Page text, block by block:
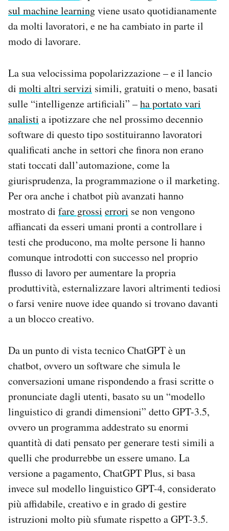
sul machine learningviene usato quotidianamente
da molti lavoratori, e ne ha cambiato in parte il
modo di lavorare.
La sua velocissima popolarizzazione – e il lancio
di molti altri servizi simili, gratuiti o meno, basati
sulle “intelligenze artificiali” –ha portato vari
analisti a ipotizzare che nel prossimo decennio
software di questo tipo sostituiranno lavoratori
qualificati anche in settori che finora non erano
stati toccati dall’automazione, come la
giurisprudenza, la programmazione o il marketing.
Per ora anche i chatbot più avanzati hanno
mostrato di fare grossi errori se non vengono
affiancati da esseri umani pronti a controllare i
testi che producono, ma molte persone li hanno
comunque introdotti con successo nel proprio
flusso di lavoro per aumentare la propria
produttività, esternalizzare lavori altrimenti tediosi
o farsi venire nuove idee quando si trovano davanti
a un blocco creativo.
Da un punto di vista tecnico ChatGPT è un
chatbot, ovvero un software che simula le
conversazioni umane rispondendo a frasi scritte o
pronunciate dagli utenti, basato su un “modello
linguistico di grandi dimensioni” detto GPT-3.5,
ovvero un programma addestrato su enormi
quantità di dati pensato per generare testi simili a
quelli che produrrebbe un essere umano. La
versione a pagamento, ChatGPT Plus, si basa
invece sul modello linguistico GPT-4, considerato
più affidabile, creativo e in grado di gestire
istruzioni molto più sfumate rispetto a GPT-3.5.